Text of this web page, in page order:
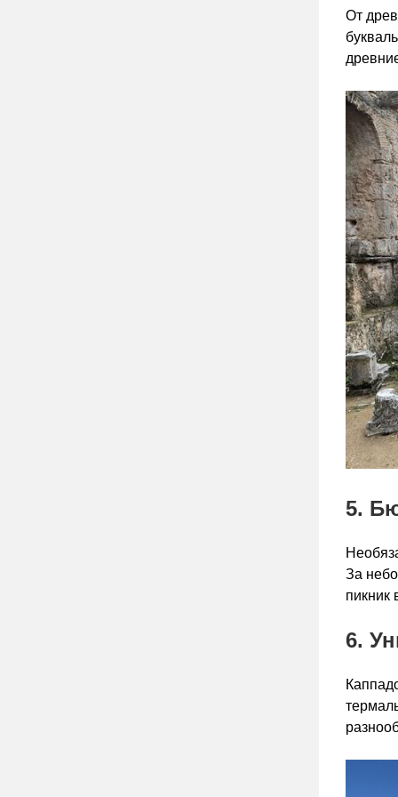
От
5.
За
пикник
6.